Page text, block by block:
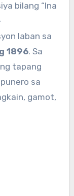
bilang “Ina
laban sa
1896. Sa
tapang
sa
gamot,